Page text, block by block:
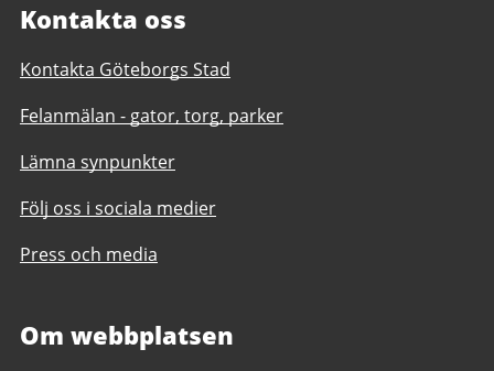
Kontakta oss
Kontakta Göteborgs Stad
Felanmälan - gator, torg, parker
Lämna synpunkter
Följ oss i sociala medier
Press och media
Om webbplatsen